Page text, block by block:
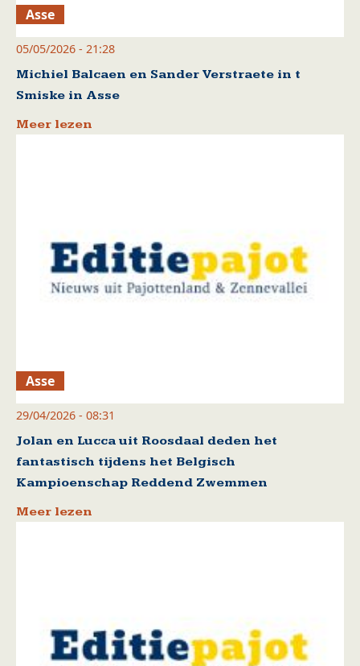
Asse
05/05/2026 - 21:28
Michiel Balcaen en Sander Verstraete in t
Smiske in Asse
Meer lezen
Asse
29/04/2026 - 08:31
Jolan en Lucca uit Roosdaal deden het
fantastisch tijdens het Belgisch
Kampioenschap Reddend Zwemmen
Meer lezen